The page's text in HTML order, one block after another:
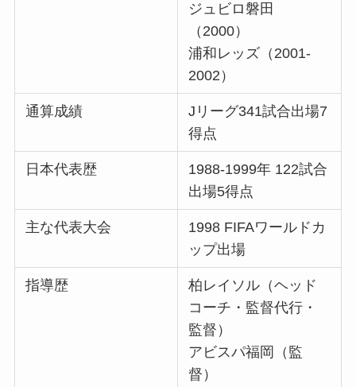
ジュビロ磐田
（2000）
浦和レッズ（2001-
2002）
通算成績
Jリーグ341試合出場7
得点
日本代表歴
1988-1999年 122試合
出場5得点
主な代表大会
1998 FIFAワールドカ
ップ出場
指導歴
柏レイソル（ヘッド
コーチ・監督代行・
監督）
アビスパ福岡（監
督）